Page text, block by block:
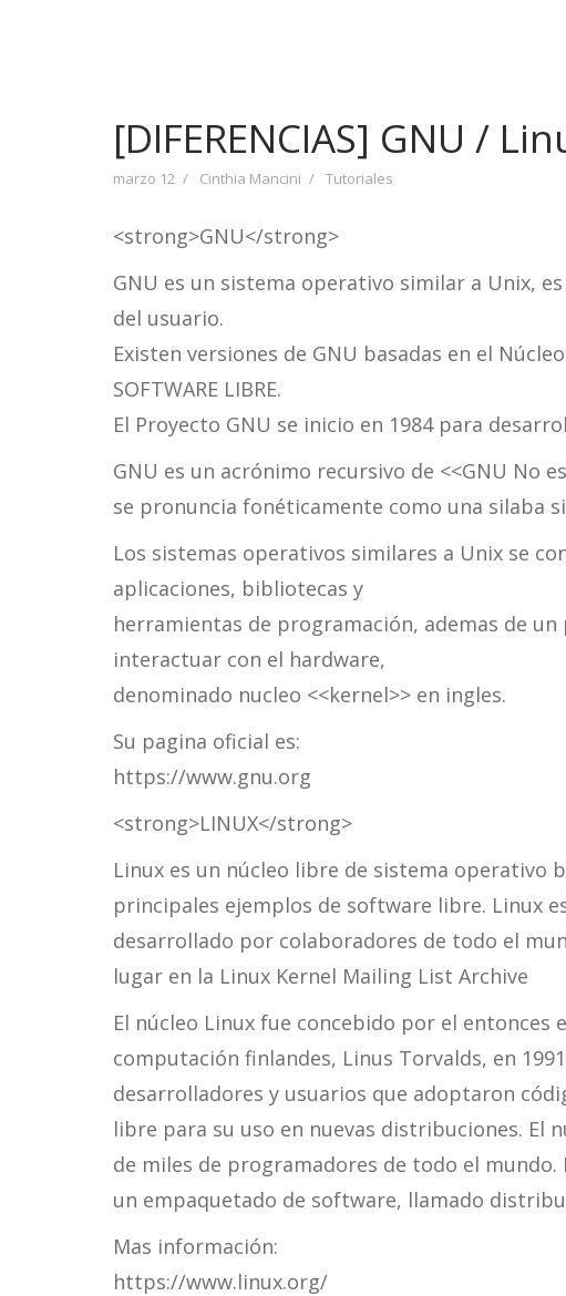
[DIFERENCIAS] GNU /
marzo 12 Cinthia Mancini Tutoriales
<strong>GNU</strong>
GNU es un sistema operativo similar a Unix, es
del usuario.
Existen versiones de GNU basadas en el
SOFTWARE LIBRE.
El Proyecto GNU se inicio en 1984 para
GNU es un acrónimo recursivo de <<GNU No
se pronuncia fonéticamente como una silaba
Los sistemas operativos similares a Unix se
aplicaciones, bibliotecas y
herramientas de programación, ademas de
interactuar con el hardware,
denominado nucleo <<kernel>> en ingles.
Su pagina oficial es:
https://www.gnu.org
<strong>LINUX</strong>
Linux es un núcleo libre de sistema operativo
principales ejemplos de software libre. Linux
desarrollado por colaboradores de todo el
lugar en la Linux Kernel Mailing List Archive
El núcleo Linux fue concebido por el entonces
computación finlandes, Linus Torvalds, en
desarrolladores y usuarios que adoptaron
libre para su uso en nuevas distribuciones. El
de miles de programadores de todo el
un empaquetado de software, llamado
Mas información:
https://www.linux.org/